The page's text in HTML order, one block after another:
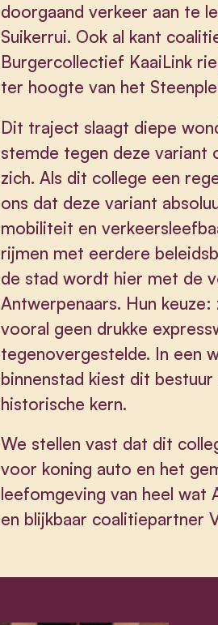
doorgaand verkeer aan te
Suikerrui. Ook al kant
Burgercollectief KaaiLink
ter hoogte van het
Dit traject slaagt diepe
stemde tegen deze variant
zich. Als dit college een
ons dat deze variant
mobiliteit en
rijmen met eerdere
de stad wordt hier met de
Antwerpenaars. Hun
vooral geen drukke
tegenovergestelde. In een
binnenstad kiest dit
historische kern.
We stellen vast dat dit
voor koning auto en het
leefomgeving van heel wat
en blijkbaar coalitiepartner